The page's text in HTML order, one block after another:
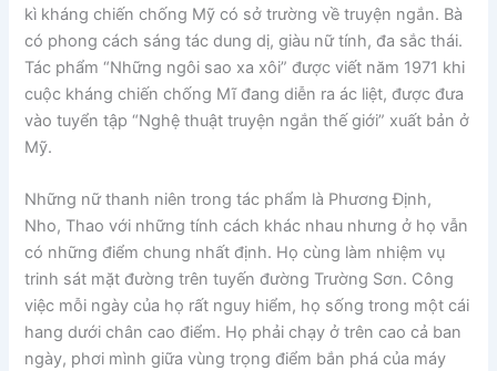
kì kháng chiến chống Mỹ có sở trường về truyện ngắn. Bà
có phong cách sáng tác dung dị, giàu nữ tính, đa sắc thái.
Tác phẩm “Những ngôi sao xa xôi” được viết năm 1971 khi
cuộc kháng chiến chống Mĩ đang diễn ra ác liệt, được đưa
vào tuyển tập “Nghệ thuật truyện ngắn thế giới” xuất bản ở
Mỹ.
Những nữ thanh niên trong tác phẩm là Phương Định,
Nho, Thao với những tính cách khác nhau nhưng ở họ vẫn
có những điểm chung nhất định. Họ cùng làm nhiệm vụ
trinh sát mặt đường trên tuyến đường Trường Sơn. Công
việc mỗi ngày của họ rất nguy hiểm, họ sống trong một cái
hang dưới chân cao điểm. Họ phải chạy ở trên cao cả ban
ngày, phơi mình giữa vùng trọng điểm bắn phá của máy